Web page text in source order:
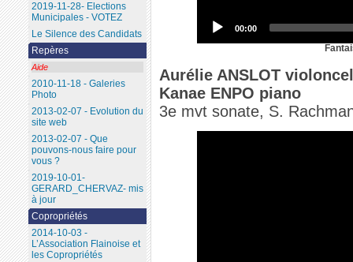
00:00
Aurélie ANSLOT
Kanae ENPO piano
3e mvt sonate, S.
2019-11-28- Elections
Municipales - VOTEZ
Le Silence des Candidats
Repères
Aide
2010-11-18 - Galeries
Photo
2013-02-07 - Evolution du
site web
2013-02-07 - Que
pouvons-nous faire pour
vous ?
2019-10-01-
GERARD_CHERVAZ- mis
à jour
Copropriétés
2014-10-03 -
L’Association Flainoise et
les Copropriétés